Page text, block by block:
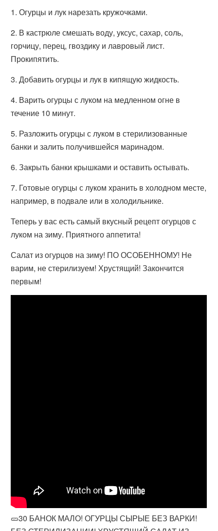
1. Огурцы и лук нарезать кружочками.
2. В кастрюле смешать воду, уксус, сахар, соль,
горчицу, перец, гвоздику и лавровый лист.
Прокипятить.
3. Добавить огурцы и лук в кипящую жидкость.
4. Варить огурцы с луком на медленном огне в
течение 10 минут.
5. Разложить огурцы с луком в стерилизованные
банки и залить получившейся маринадом.
6. Закрыть банки крышками и оставить остывать.
7. Готовые огурцы с луком хранить в холодном месте,
например, в подвале или в холодильнике.
Теперь у вас есть самый вкусный рецепт огурцов с
луком на зиму. Приятного аппетита!
Салат из огурцов на зиму! ПО ОСОБЕННОМУ! Не
варим, не стерилизуем! Хрустящий! Закончится
первым!
🥒30 БАНОК МАЛО! ОГУРЦЫ СЫРЫЕ БЕЗ ВАРКИ!